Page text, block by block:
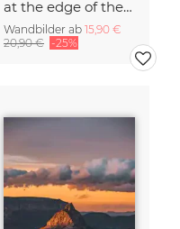
at the edge of the world
Wandbilder ab 15,90 €
20,90 € -25%